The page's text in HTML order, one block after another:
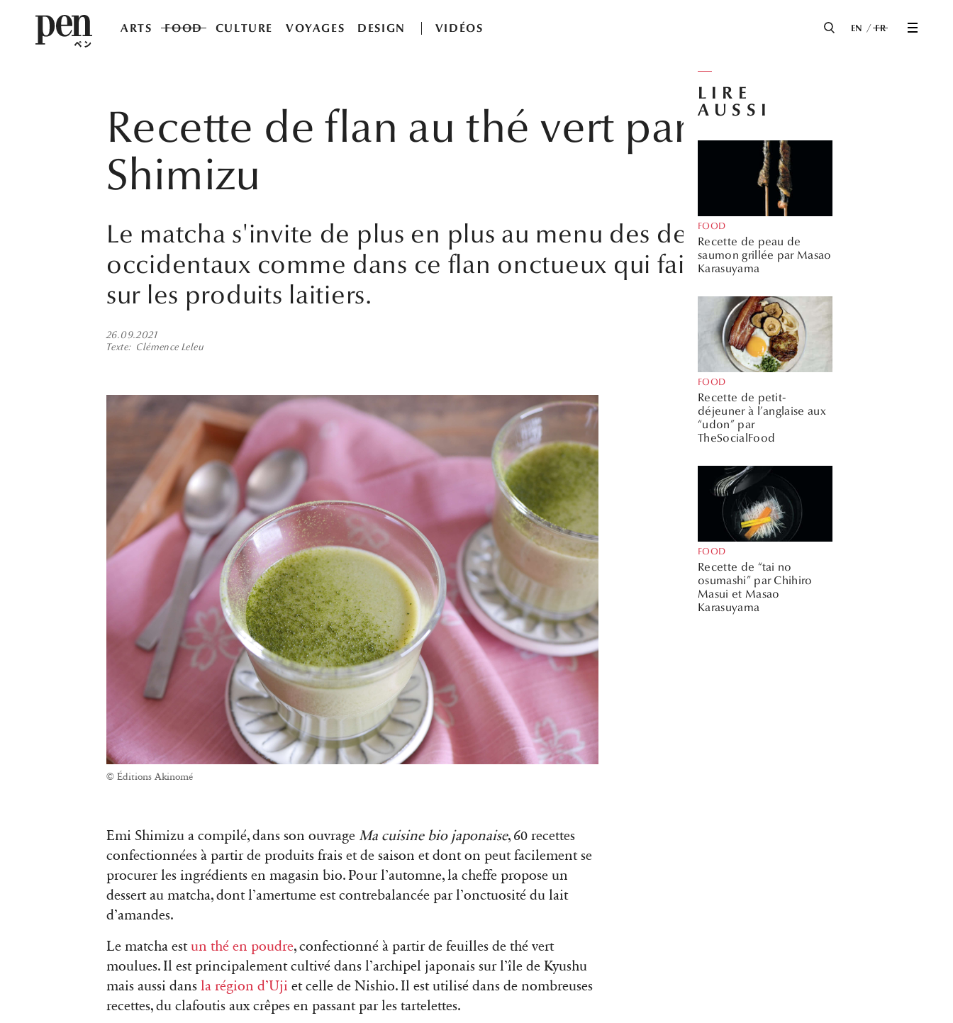
ARTS FOOD CULTURE VOYAGES DESIGN VIDÉOS EN FR
Recette de flan au thé vert par Emi
Shimizu
Le matcha s'invite de plus en plus au menu des desserts
occidentaux comme dans ce flan onctueux qui fait l’impasse
sur les produits laitiers.
26.09.2021
Texte
Clémence Leleu
© Éditions Akinomé
Emi Shimizu a compilé, dans son ouvrage Ma cuisine bio japonaise, 60 recettes
confectionnées à partir de produits frais et de saison et dont on peut facilement se
procurer les ingrédients en magasin bio. Pour l’automne, la cheffe propose un
dessert au matcha, dont l’amertume est contrebalancée par l’onctuosité du lait
d’amandes.
Le matcha est un thé en poudre, confectionné à partir de feuilles de thé vert
moulues. Il est principalement cultivé dans l’archipel japonais sur l’île de Kyushu
mais aussi dans la région d’Uji et celle de Nishio. Il est utilisé dans de nombreuses
recettes, du clafoutis aux crêpes en passant par les tartelettes.
LIRE
AUSSI
FOOD
Recette de peau de
saumon grillée par Masao
Karasuyama
FOOD
Recette de petit-
déjeuner à l’anglaise aux
“udon” par
TheSocialFood
FOOD
Recette de “tai no
osumashi” par Chihiro
Masui et Masao
Karasuyama